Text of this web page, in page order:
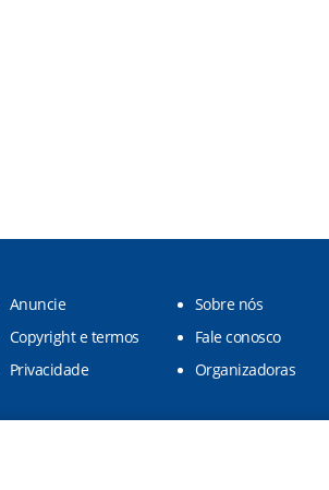
Anuncie
Sobre nós
Copyright e termos
Fale conosco
Privacidade
Organizadoras